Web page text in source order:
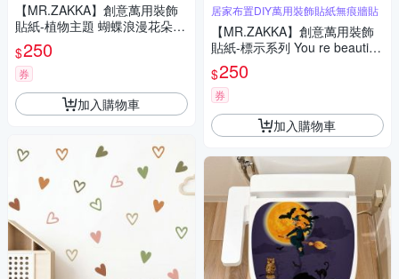
【MR.ZAKKA】創意萬用裝飾
貼紙-植物主題 蝴蝶浪漫花朵
居家布置 DIY可移式壁貼 無痕
壁貼 牆貼
$250
券
加入購物車
居家布置DIY萬用裝飾貼紙無痕牆貼
【MR.ZAKKA】創意萬用裝飾
貼紙-標示系列 You re beautiful
居家布置 DIY可移式壁貼 無痕
壁貼 牆貼
$250
券
加入購物車